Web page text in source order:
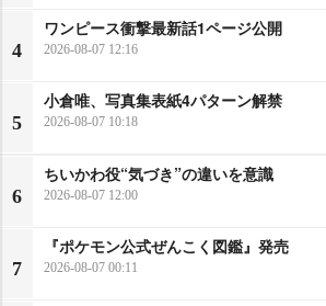
4
ワンピース衝撃最新話1ページ公開
2026-08-07 12:16
5
小倉唯、写真集表紙4パターン解禁
2026-08-07 10:18
6
ちいかわ役“気づき”の違いを意識
2026-08-07 12:00
7
『ポケモン公式ぜんこく図鑑』発売
2026-08-07 00:11